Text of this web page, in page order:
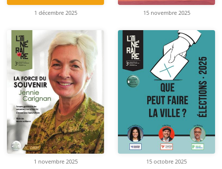
1 décembre 2025 15 novembre 2025
1 novembre 2025 15 octobre 2025